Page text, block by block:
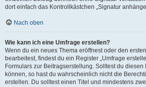
dort einfach das Kontrollkästchen „Signatur
Nach oben
Wie kann ich eine Umfrage erstellen?
Wenn du ein neues Thema eröffnest oder den
bearbeitest, findest du ein Register „Umfrage
Formulars zur Beitragserstellung. Solltest du diesen
können, so hast du wahrscheinlich nicht die
erstellen. Du solltest einen Titel und mindestens